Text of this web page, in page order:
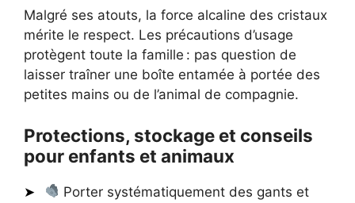
Malgré ses atouts, la force alcaline des cristaux
mérite le respect. Les précautions d’usage
protègent toute la famille : pas question de
laisser traîner une boîte entamée à portée des
petites mains ou de l’animal de compagnie.
Protections, stockage et conseils
pour enfants et animaux
Porter systématiquement des gants et